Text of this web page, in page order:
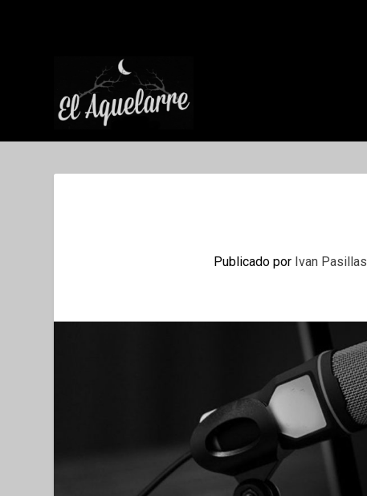
Publicado por Ivan Pasillas